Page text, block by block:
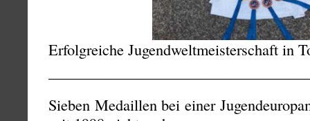
Erfolgreiche Jugendweltmeisterschaft in
Sieben Medaillen bei einer